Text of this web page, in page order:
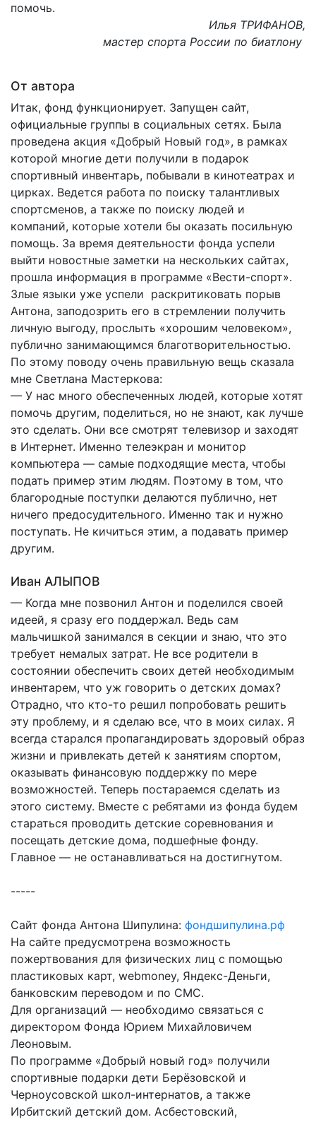
помочь.
Илья ТРИФАНОВ,
мастер спорта России по биатлону
От автора
Итак, фонд функционирует. Запущен сайт,
официальные группы в социальных сетях. Была
проведена акция «Добрый Новый год», в рамках
которой многие дети получили в подарок
спортивный инвентарь, побывали в кинотеатрах и
цирках. Ведется работа по поиску талантливых
спортсменов, а также по поиску людей и
компаний, которые хотели бы оказать посильную
помощь. За время деятельности фонда успели
выйти новостные заметки на нескольких сайтах,
прошла информация в программе «Вести-спорт».
Злые языки уже успели раскритиковать порыв
Антона, заподозрить его в стремлении получить
личную выгоду, прослыть «хорошим человеком»,
публично занимающимся благотворительностью.
По этому поводу очень правильную вещь сказала
мне Светлана Мастеркова:
— У нас много обеспеченных людей, которые хотят
помочь другим, поделиться, но не знают, как лучше
это сделать. Они все смотрят телевизор и заходят
в Интернет. Именно телеэкран и монитор
компьютера — самые подходящие места, чтобы
подать пример этим людям. Поэтому в том, что
благородные поступки делаются публично, нет
ничего предосудительного. Именно так и нужно
поступать. Не кичиться этим, а подавать пример
другим.
Иван АЛЫПОВ
— Когда мне позвонил Антон и поделился своей
идеей, я сразу его поддержал. Ведь сам
мальчишкой занимался в секции и знаю, что это
требует немалых затрат. Не все родители в
состоянии обеспечить своих детей необходимым
инвентарем, что уж говорить о детских домах?
Отрадно, что кто-то решил попробовать решить
эту проблему, и я сделаю все, что в моих силах. Я
всегда старался пропагандировать здоровый образ
жизни и привлекать детей к занятиям спортом,
оказывать финансовую поддержку по мере
возможностей. Теперь постараемся сделать из
этого систему. Вместе с ребятами из фонда будем
стараться проводить детские соревнования и
посещать детские дома, подшефные фонду.
Главное — не останавливаться на достигнутом.
-----
Сайт фонда Антона Шипулина: фондшипулина.рф
На сайте предусмотрена возможность
пожертвования для физических лиц с помощью
пластиковых карт, webmoney, Яндекс-Деньги,
банковским переводом и по СМС.
Для организаций — необходимо связаться с
директором Фонда Юрием Михайловичем
Леоновым.
По программе «Добрый новый год» получили
спортивные подарки дети Берёзовской и
Черноусовской школ-интернатов, а также
Ирбитский детский дом. Асбестовский,